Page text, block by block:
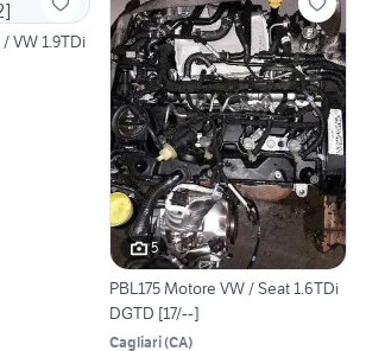
VW 1.9TDi
5
PBL175 Motore VW / Seat 1.6TDi
DGTD [17/--]
Cagliari(CA)